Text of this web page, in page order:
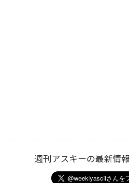
週刊アスキーの最新情